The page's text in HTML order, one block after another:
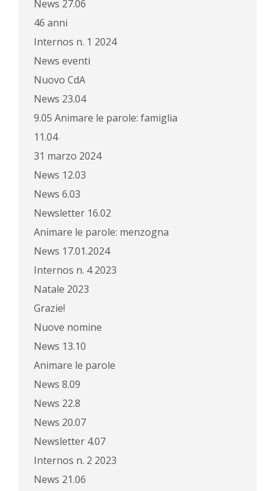
News 27.06
46 anni
Internos n. 1 2024
News eventi
Nuovo CdA
News 23.04
9.05 Animare le parole: famiglia
11.04
31 marzo 2024
News 12.03
News 6.03
Newsletter 16.02
Animare le parole: menzogna
News 17.01.2024
Internos n. 4 2023
Natale 2023
Grazie!
Nuove nomine
News 13.10
Animare le parole
News 8.09
News 22.8
News 20.07
Newsletter 4.07
Internos n. 2 2023
News 21.06